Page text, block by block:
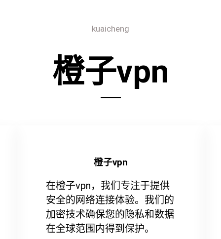
kuaicheng
橙子vpn
橙子vpn
在橙子vpn，我们专注于提供
安全的网络连接体验。我们的
加密技术确保您的隐私和数据
在全球范围内得到保护。